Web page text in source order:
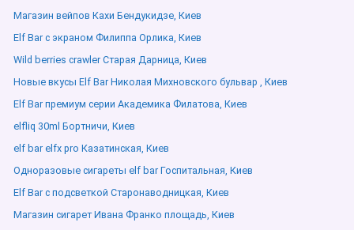
Магазин вейпов Кахи Бендукидзе, Киев
Elf Bar с экраном Филиппа Орлика, Киев
Wild berries crawler Старая Дарница, Киев
Новые вкусы Elf Bar Николая Михновского бульвар , Киев
Elf Bar премиум серии Академика Филатова, Киев
elfliq 30ml Бортничи, Киев
elf bar elfx pro Казатинская, Киев
Одноразовые сигареты elf bar Госпитальная, Киев
Elf Bar с подсветкой Старонаводницкая, Киев
Магазин сигарет Ивана Франко площадь, Киев